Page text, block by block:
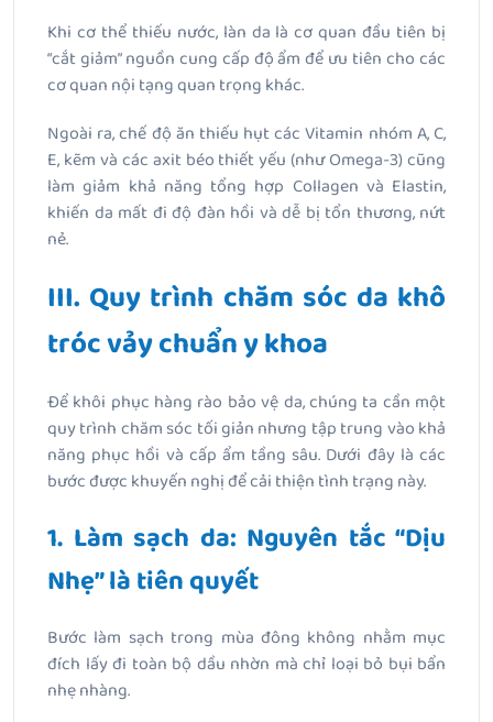
Khi cơ thể thiếu nước, làn da là cơ quan đầu tiên bị
“cắt giảm” nguồn cung cấp độ ẩm để ưu tiên cho các
cơ quan nội tạng quan trọng khác.
Ngoài ra, chế độ ăn thiếu hụt các Vitamin nhóm A, C,
E, kẽm và các axit béo thiết yếu (như Omega-3) cũng
làm giảm khả năng tổng hợp Collagen và Elastin,
khiến da mất đi độ đàn hồi và dễ bị tổn thương, nứt
nẻ.
III. Quy trình chăm sóc da khô
tróc vảy chuẩn y khoa
Để khôi phục hàng rào bảo vệ da, chúng ta cần một
quy trình chăm sóc tối giản nhưng tập trung vào khả
năng phục hồi và cấp ẩm tầng sâu. Dưới đây là các
bước được khuyến nghị để cải thiện tình trạng này.
1. Làm sạch da: Nguyên tắc “Dịu
Nhẹ” là tiên quyết
Bước làm sạch trong mùa đông không nhằm mục
đích lấy đi toàn bộ dầu nhờn mà chỉ loại bỏ bụi bẩn
nhẹ nhàng.